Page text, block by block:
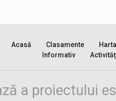
Acasă Clasamente
Harta
Informativ
a proiectului